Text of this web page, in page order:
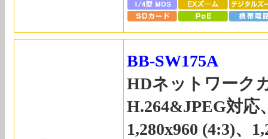
BB-SW175A
HDネットワーク
H.264&JPEG対応
1,280x960 (4:3)、